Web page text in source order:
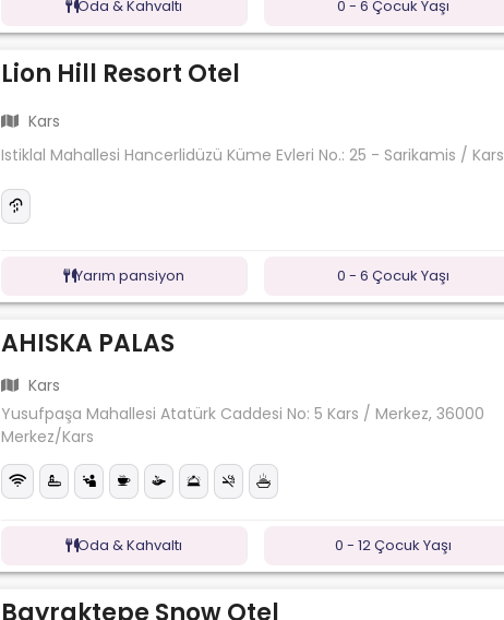
Oda & Kahvaltı 0 - 6 Çocuk Yaşı
Lion Hill Resort Otel
Kars
Istiklal Mahallesi Hancerlidüzü Küme Evleri No.: 25 - Sarikamis / Kars
Yarım pansiyon 0 - 6 Çocuk Yaşı
AHISKA PALAS
Kars
Yusufpaşa Mahallesi Atatürk Caddesi No: 5 Kars / Merkez, 36000
Merkez/Kars
Oda & Kahvaltı 0 - 12 Çocuk Yaşı
Bayraktepe Snow Otel